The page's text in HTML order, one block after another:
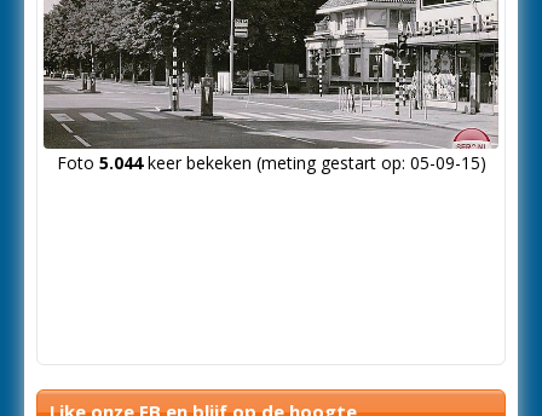
Foto 5.044keer bekeken (meting gestart op: 05-09-15)
Like onze FB en blijf op de hoogte